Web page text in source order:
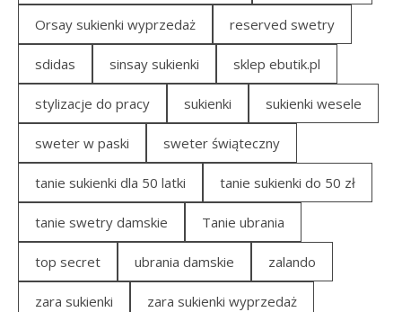
Orsay sukienki wyprzedaż reserved swetry
sdidas sinsay sukienki sklep ebutik.pl
stylizacje do pracy sukienki sukienki wesele
sweter w paski sweter świąteczny
tanie sukienki dla 50 latki tanie sukienki do 50 zł
tanie swetry damskie Tanie ubrania
top secret ubrania damskie zalando
zara sukienki zara sukienki wyprzedaż